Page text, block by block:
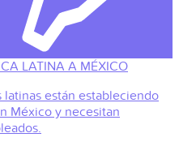
LATINA A MÉXICO
latinas están estableciendo
México y necesitan